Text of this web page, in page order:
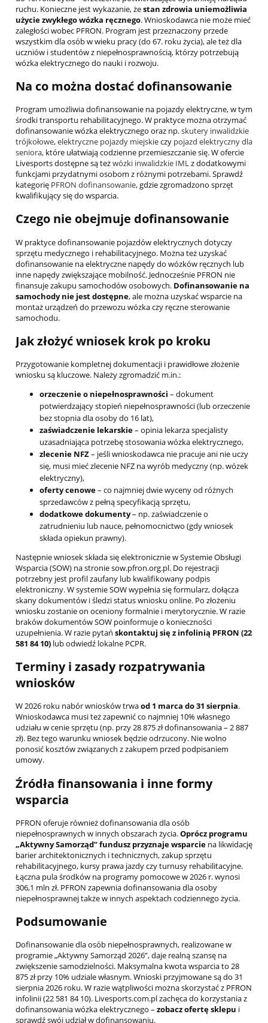
ruchu. Konieczne jest wykazanie, żestan zdrowia uniemożliwia
użycie zwykłego wózka ręcznego. Wnioskodawca nie może mieć
zaległości wobec PFRON. Program jest przeznaczony przede
wszystkim dla osób w wieku pracy (do 67. roku życia), ale też dla
uczniów i studentów z niepełnosprawnością, którzy potrzebują
wózka elektrycznego do nauki i rozwoju.
Na co można dostać dofinansowanie
Program umożliwia dofinansowanie na pojazdy elektryczne, w tym
środki transportu rehabilitacyjnego. W praktyce można otrzymać
dofinansowanie wózka elektrycznego oraz np.skutery inwalidzkie
trójkołowe,elektryczne pojazdy miejskieczy pojazd elektryczny dla
seniora, które ułatwiają codzienne przemieszczanie się. W ofercie
Livesports dostępne są teżwózki inwalidzkie IMLz dodatkowymi
funkcjami przydatnymi osobom z różnymi potrzebami. Sprawdź
kategorię PFRON dofinansowanie, gdzie zgromadzono sprzęt
kwalifikujący się do wsparcia.
Czego nie obejmuje dofinansowanie
W praktyce dofinansowanie pojazdów elektrycznych dotyczy
sprzętu medycznego i rehabilitacyjnego. Można też uzyskać
dofinansowanie na elektryczne napędy do wózków ręcznych lub
inne napędy zwiększające mobilność. Jednocześnie PFRON nie
finansuje zakupu samochodów osobowych. Dofinansowanie na
samochody nie jest dostępne, ale można uzyskać wsparcie na
montaż urządzeń do przewozu wózka czy ręczne sterowanie
samochodu.
Jak złożyć wniosek krok po kroku
Przygotowanie kompletnej dokumentacji i prawidłowe złożenie
wniosku są kluczowe. Należy zgromadzić m.in.:
orzeczenie o niepełnosprawności – dokument
potwierdzający stopień niepełnosprawności (lub orzeczenie
bez stopnia dla osoby do 16 lat),
zaświadczenie lekarskie– opinia lekarza specjalisty
uzasadniająca potrzebę stosowania wózka elektrycznego,
zlecenie NFZ– jeśli wnioskodawca nie pracuje ani nie uczy
się, musi mieć zlecenie NFZ na wyrób medyczny (np. wózek
elektryczny),
oferty cenowe– co najmniej dwie wyceny od różnych
sprzedawców z pełną specyfikacją sprzętu,
dodatkowe dokumenty– np. zaświadczenie o
zatrudnieniu lub nauce, pełnomocnictwo (gdy wniosek
składa opiekun prawny).
Następnie wniosek składa się elektronicznie w Systemie Obsługi
Wsparcia (SOW) na stronie sow.pfron.org.pl. Do rejestracji
potrzebny jest profil zaufany lub kwalifikowany podpis
elektroniczny. W systemie SOW wypełnia się formularz, dołącza
skany dokumentów i śledzi status wniosku online. Po złożeniu
wniosku zostanie on oceniony formalnie i merytorycznie. W razie
braków dokumentów SOW poinformuje o konieczności
uzupełnienia. W razie pytań skontaktuj się z infolinią PFRON (22
581 84 10) lub odwiedź lokalne PCPR.
Terminy i zasady rozpatrywania
wniosków
W 2026 roku nabór wniosków trwaod 1 marca do 31 sierpnia.
Wnioskodawca musi też zapewnić co najmniej 10% własnego
udziału w cenie sprzętu (np. przy 28 875 zł dofinansowania – 2 887
zł). Bez tego warunku wniosek będzie odrzucony. Nie wolno
ponosić kosztów związanych z zakupem przed podpisaniem
umowy.
Źródła finansowania i inne formy
wsparcia
PFRON oferuje również dofinansowania dla osób
niepełnosprawnych w innych obszarach życia.Oprócz programu
„Aktywny Samorząd” fundusz przyznaje wsparcie na likwidację
barier architektonicznych i technicznych, zakup sprzętu
rehabilitacyjnego, kursy prawa jazdy czy turnusy rehabilitacyjne.
Łączna pula środków na programy pomocowe w 2026 r. wynosi
306,1 mln zł. PFRON zapewnia dofinansowania dla osoby
niepełnosprawnej także w innych aspektach codziennego życia.
Podsumowanie
Dofinansowanie dla osób niepełnosprawnych, realizowane w
programie „Aktywny Samorząd 2026”, daje realną szansę na
zwiększenie samodzielności. Maksymalna kwota wsparcia to 28
875 zł przy 10% udziale własnym. Wnioski przyjmowane są do 31
sierpnia 2026 roku. W razie wątpliwości można skorzystać z PFRON
infolinii (22 581 84 10). Livesports.com.pl zachęca do korzystania z
dofinansowania wózka elektrycznego – zobacz ofertę sklepu i
sprawdź swój udział w dofinansowaniu.